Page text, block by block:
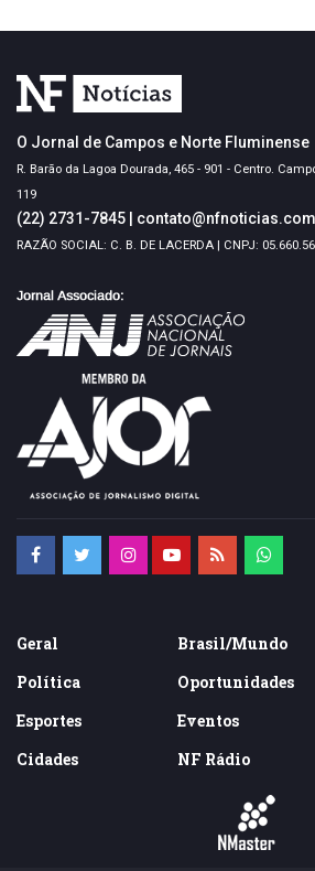
O Jornal de Campos e Norte Fluminense
R. Barão da Lagoa Dourada, 465 - 901 - Centro.
119
(22) 2731-7845
RAZÃO SOCIAL: C. B. DE LACERDA | CNPJ:
Geral
Política
Esportes
Cidades
Brasil/Mundo
Oportunidades
Eventos
NF Rádio